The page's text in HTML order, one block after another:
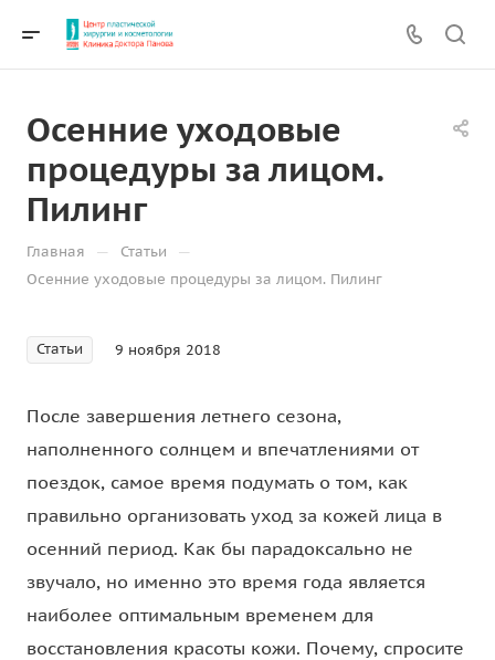
Осенние уходовые
процедуры за лицом.
Пилинг
Главная — Статьи —
Осенние уходовые процедуры за лицом. Пилинг
Статьи 9 ноября 2018
После завершения летнего сезона,
наполненного солнцем и впечатлениями от
поездок, самое время подумать о том, как
правильно организовать уход за кожей лица в
осенний период. Как бы парадоксально не
звучало, но именно это время года является
наиболее оптимальным временем для
восстановления красоты кожи. Почему, спросите